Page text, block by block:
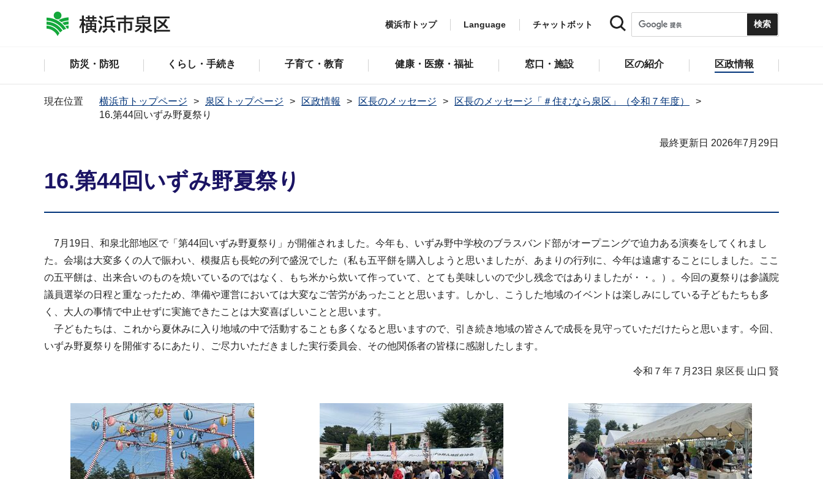
横浜市トップ Language チャットボット
防災・防犯 くらし・手続き 子育て・教育 健康・医療・福祉 窓口・施設 区の紹介 区政情報
現在位置 横浜市トップページ 泉区トップページ 区政情報 区長のメッセージ
区長のメッセージ「＃住むなら泉区」（令和７年度）
16.第44回いずみ野夏祭り
最終更新日 2026年7月29日
16.第44回いずみ野夏祭り
7月19日、和泉北部地区で「第44回いずみ野夏祭り」が開催されました。今年も、いずみ野中学校のブラスバンド部がオープニングで迫力ある演奏をしてくれまし
た。会場は大変多くの人で賑わい、模擬店も長蛇の列で盛況でした（私も五平餅を購入しようと思いましたが、あまりの行列に、今年は遠慮することにしました。ここ
の五平餅は、出来合いのものを焼いているのではなく、もち米から炊いて作っていて、とても美味しいので少し残念ではありましたが・・。）。今回の夏祭りは参議院
議員選挙の日程と重なったため、準備や運営においては大変なご苦労があったことと思います。しかし、こうした地域のイベントは楽しみにしている子どもたちも多
く、大人の事情で中止せずに実施できたことは大変喜ばしいことと思います。
子どもたちは、これから夏休みに入り地域の中で活動することも多くなると思いますので、引き続き地域の皆さんで成長を見守っていただけたらと思います。今回、
いずみ野夏祭りを開催するにあたり、ご尽力いただきました実行委員会、その他関係者の皆様に感謝したします。
令和７年７月23日 泉区長 山口 賢